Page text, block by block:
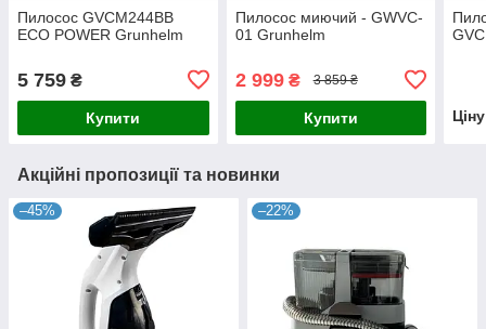
Пилосос GVCM244BB
ECO POWER Grunhelm
5 759 ₴
Купити
Пилосос миючий - GWVC-
01 Grunhelm
2 999₴ 3 859 ₴
Купити
Акційні пропозиції та новинки
–45% –22%